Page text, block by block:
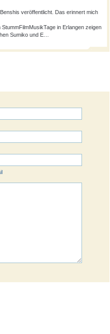
veröffentlicht. Das erinnert mich
in Erlangen zeigen
Sumiko und E…